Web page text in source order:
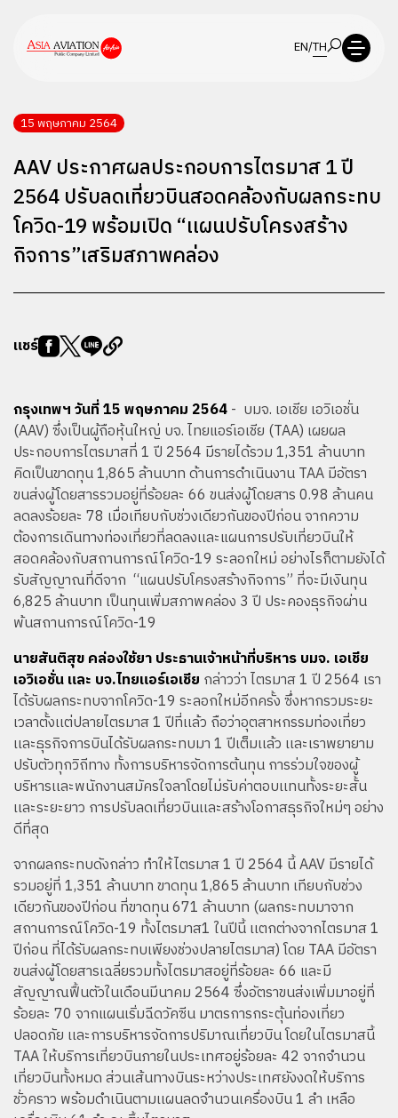
EN/TH
15 พฤษภาคม 2564
AAV ประกาศผลประกอบการไตรมาส 1 ปี
2564 ปรับลดเที่ยวบินสอดคล้องกับผลกระทบ
โควิด-19 พร้อมเปิด “เเผนปรับโครงสร้าง
กิจการ”เสริมสภาพคล่อง
แชร์
กรุงเทพฯ วันที่ 15 พฤษภาคม 2564- บมจ. เอเชีย เอวิเอชั่น
(AAV) ซึ่งเป็นผู้ถือหุ้นใหญ่ บจ. ไทยแอร์เอเชีย (TAA) เผยผล
ประกอบการไตรมาสที่ 1 ปี 2564 มีรายได้รวม 1,351 ล้านบาท
คิดเป็นขาดทุน 1,865 ล้านบาท ด้านการดำเนินงาน TAA มีอัตรา
ขนส่งผู้โดยสารรวมอยู่ที่ร้อยละ 66 ขนส่งผู้โดยสาร 0.98 ล้านคน
ลดลงร้อยละ 78 เมื่อเทียบกับช่วงเดียวกันของปีก่อน จากความ
ต้องการเดินทางท่องเที่ยวที่ลดลงเเละแผนการปรับเที่ยวบินให้
สอดคล้องกับสถานการณ์โควิด-19 ระลอกใหม่ อย่างไรก็ตามยังได้
รับสัญญาณที่ดีจาก “แผนปรับโครงสร้างกิจการ” ที่จะมีเงินทุน
6,825 ล้านบาท เป็นทุนเพิ่มสภาพคล่อง 3 ปี ประคองธุรกิจผ่าน
พ้นสถานการณ์โควิด-19
นายสันติสุข คล่องใช้ยา ประธานเจ้าหน้าที่บริหาร บมจ. เอเชีย
เอวิเอชั่น และ บจ.ไทยแอร์เอเชีย กล่าวว่า ไตรมาส 1 ปี 2564 เรา
ได้รับผลกระทบจากโควิด-19 ระลอกใหม่อีกครั้ง ซึ่งหากรวมระยะ
เวลาตั้งเเต่ปลายไตรมาส 1 ปีที่เเล้ว ถือว่าอุตสาหกรรมท่องเที่ยว
เเละธุรกิจการบินได้รับผลกระทบมา 1 ปีเต็มเเล้ว เเละเราพยายาม
ปรับตัวทุกวิถีทาง ทั้งการบริหารจัดการต้นทุน การร่วมใจของผู้
บริหารเเละพนักงานสมัครใจลาโดยไม่รับค่าตอบเเทนทั้งระยะสั้น
เเละระยะยาว การปรับลดเที่ยวบินเเละสร้างโอกาสธุรกิจใหม่ๆ อย่าง
ดีที่สุด
จากผลกระทบดังกล่าว ทำให้ไตรมาส 1 ปี 2564 นี้ AAV มีรายได้
รวมอยู่ที่ 1,351 ล้านบาท ขาดทุน 1,865 ล้านบาท เทียบกับช่วง
เดียวกันของปีก่อน ที่ขาดทุน 671 ล้านบาท (ผลกระทบมาจาก
สถานการณ์โควิด-19 ทั้งไตรมาส1 ในปีนี้ เเตกต่างจากไตรมาส 1
ปีก่อน ที่ได้รับผลกระทบเพียงช่วงปลายไตรมาส) โดย TAA มีอัตรา
ขนส่งผู้โดยสารเฉลี่ยรวมทั้งไตรมาสอยู่ที่ร้อยละ 66 และมี
สัญญาณฟื้นตัวในเดือนมีนาคม 2564 ซึ่งอัตราขนส่งเพิ่มมาอยู่ที่
ร้อยละ 70 จากแผนเริ่มฉีดวัคซีน มาตรการกระตุ้นท่องเที่ยว
ปลอดภัย เเละการบริหารจัดการปริมาณเที่ยวบิน โดยในไตรมาสนี้
TAA ให้บริการเที่ยวบินภายในประเทศอยู่ร้อยละ 42 จากจำนวน
เที่ยวบินทั้งหมด ส่วนเส้นทางบินระหว่างประเทศยังงดให้บริการ
ชั่วคราว พร้อมดำเนินตามเเผนลดจำนวนเครื่องบิน 1 ลำ เหลือ